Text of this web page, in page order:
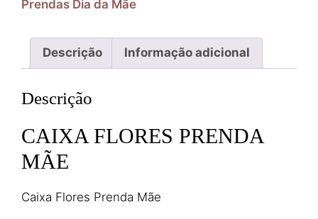
Mãe
Prendas Dia da Mãe
Descrição Informação adicional
Descrição
CAIXA FLORES PRENDA
MÃE
Caixa Flores Prenda Mãe